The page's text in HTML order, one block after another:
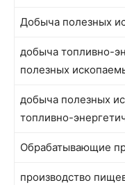
Добыча полезных
добыча топливно-
полезных
добыча полезных
топливно-
Обрабатывающие
производство